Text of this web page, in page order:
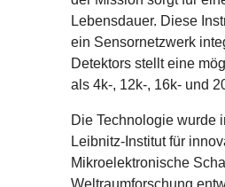
Lebensdauer. Diese
ein Sensornetzwerk
Detektors stellt eine
als 4k-, 12k-, 16k- und
Die Technologie wurde
Leibnitz-Institut für
Mikroelektronische
Weltraumforschung